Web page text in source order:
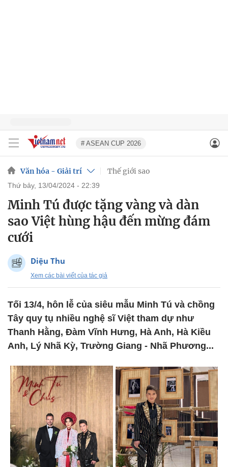
# ASEAN CUP 2026
Văn hóa - Giải trí Thế giới sao
thứ bảy, 13/04/2024 - 22:39
Minh Tú được tặng vàng và dàn
sao Việt hùng hậu đến mừng đám
cưới
Diệu Thu
Xem các bài viết của tác giả
Tối 13/4, hôn lễ của siêu mẫu Minh Tú và chồng
Tây quy tụ nhiều nghệ sĩ Việt tham dự như
Thanh Hằng, Đàm Vĩnh Hưng, Hà Anh, Hà Kiều
Anh, Lý Nhã Kỳ, Trường Giang - Nhã Phương...